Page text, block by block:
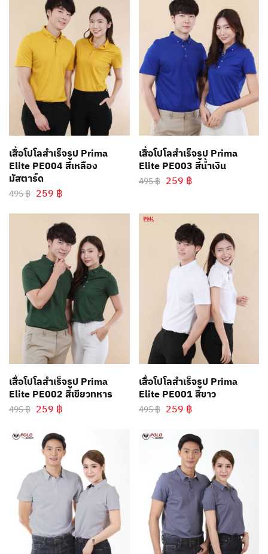
เสื้อโปโลสำเร็จรูป Prima
Elite PE004 สีเหลือง
มัสตาร์ด
495฿ 259 ฿
เสื้อโปโลสำเร็จรูป Prima
Elite PE003 สีน้ำเงิน
495฿ 259 ฿
เสื้อโปโลสำเร็จรูป Prima
Elite PE002 สีเขียวทหาร
495฿ 259 ฿
เสื้อโปโลสำเร็จรูป Prima
Elite PE001 สีขาว
495฿ 259 ฿